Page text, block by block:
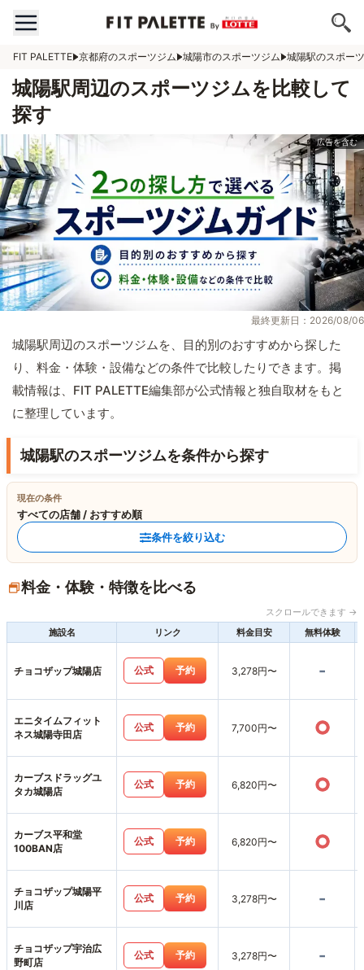
FIT PALETTE 京都府のスポーツジム 城陽市のスポーツジム 城陽駅のスポー
城陽駅周辺のスポーツジムを比較して
探す
最終更新日：2026/08/06
城陽駅周辺のスポーツジムを、目的別のおすすめから探した
り、料金・体験・設備などの条件で比較したりできます。掲
載情報は、FIT PALETTE編集部が公式情報と独自取材をもと
に整理しています。
城陽駅のスポーツジムを条件から探す
現在の条件
すべての店舗 / おすすめ順
条件を絞り込む
料金・体験・特徴を比べる
スクロールできます →
施設名
リンク 料金目安 無料体験
チョコザップ城陽店 公式 予約 3,278円〜 -
エニタイムフィット
ネス城陽寺田店
公式 予約 7,700円〜 ○
カーブスドラッグユ
タカ城陽店
公式 予約 6,820円〜 ○
カーブス平和堂
100BAN店
公式 予約 6,820円〜 ○
チョコザップ城陽平
川店
公式 予約 3,278円〜 -
チョコザップ宇治広
野町店
公式 予約 3,278円〜 -